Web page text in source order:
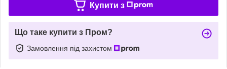
Купити з
Що таке купити з Пром?
Замовлення під захистом